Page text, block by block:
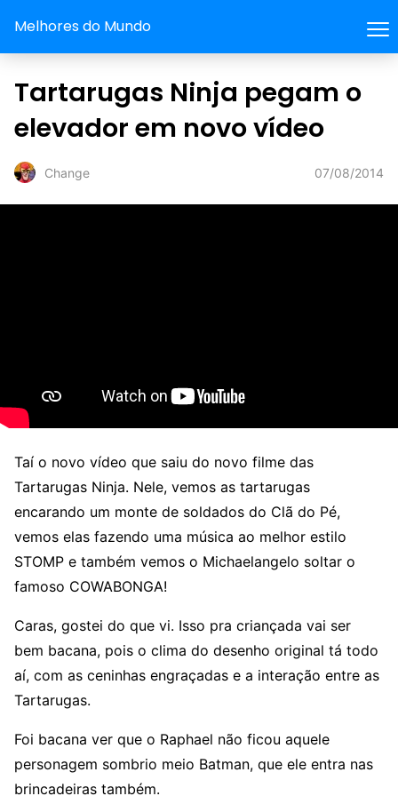
Melhores do Mundo
Tartarugas Ninja pegam o
elevador em novo vídeo
Change 07/08/2014
Taí o novo vídeo que saiu do novo filme das
Tartarugas Ninja. Nele, vemos as tartarugas
encarando um monte de soldados do Clã do Pé,
vemos elas fazendo uma música ao melhor estilo
STOMP e também vemos o Michaelangelo soltar o
famoso COWABONGA!
Caras, gostei do que vi. Isso pra criançada vai ser
bem bacana, pois o clima do desenho original tá todo
aí, com as ceninhas engraçadas e a interação entre as
Tartarugas.
Foi bacana ver que o Raphael não ficou aquele
personagem sombrio meio Batman, que ele entra nas
brincadeiras também.